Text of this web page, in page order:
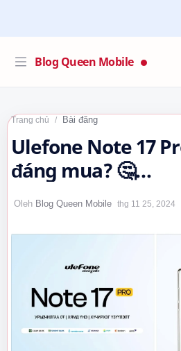
Blog Queen Mobile
Trang chủ Bài đăng
Ulefone Note 17
đáng mua? 🤔
#Smartphone